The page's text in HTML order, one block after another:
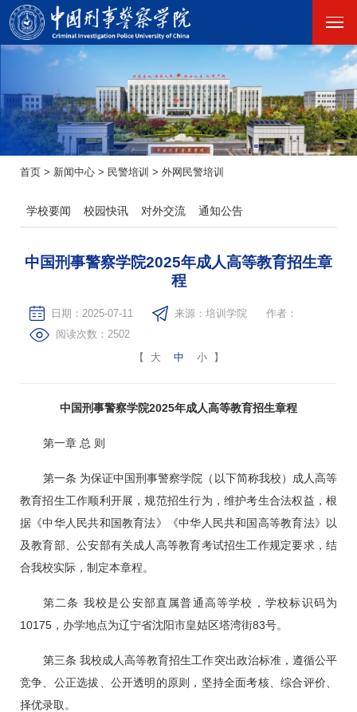
首页 > 新闻中心 > 民警培训 > 外网民警培训
学校要闻 校园快讯 对外交流 通知公告
​中国刑事警察学院2025年成人高等教育招生章
程
日期：2025-07-11 来源：培训学院
作者：
阅读次数： 2502
【
大 中 小 】
中国刑事警察学院2025年成人高等教育招生章程
第一章 总 则
第一条 为保证中国刑事警察学院（以下简称我校）成人高等
教育招生工作顺利开展，规范招生行为，维护考生合法权益，根
据《中华人民共和国教育法》《中华人民共和国高等教育法》以
及教育部、公安部有关成人高等教育考试招生工作规定要求，结
合我校实际，制定本章程。
第二条 我校是公安部直属普通高等学校，学校标识码为
10175，办学地点为辽宁省沈阳市皇姑区塔湾街83号。
第三条 我校成人高等教育招生工作突出政治标准，遵循公平
竞争、公正选拔、公开透明的原则，坚持全面考核、综合评价、
择优录取。